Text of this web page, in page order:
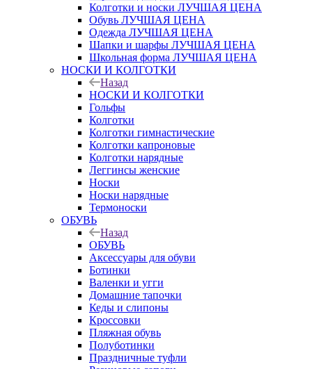
Колготки и носки ЛУЧШАЯ ЦЕНА
Обувь ЛУЧШАЯ ЦЕНА
Одежда ЛУЧШАЯ ЦЕНА
Шапки и шарфы ЛУЧШАЯ ЦЕНА
Школьная форма ЛУЧШАЯ ЦЕНА
НОСКИ И КОЛГОТКИ
Назад
НОСКИ И КОЛГОТКИ
Гольфы
Колготки
Колготки гимнастические
Колготки капроновые
Колготки нарядные
Леггинсы женские
Носки
Носки нарядные
Термоноски
ОБУВЬ
Назад
ОБУВЬ
Аксессуары для обуви
Ботинки
Валенки и угги
Домашние тапочки
Кеды и слипоны
Кроссовки
Пляжная обувь
Полуботинки
Праздничные туфли